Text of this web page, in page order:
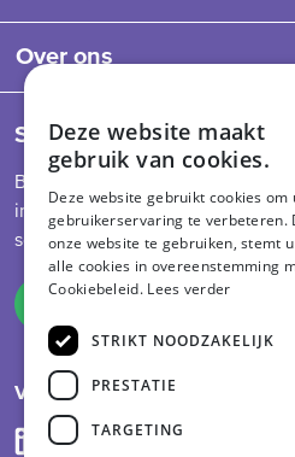
Over ons
Schrijf je in voor onze
Blijf op de hoogte van het
in de sector,
schema.
Volg ons op social media
Deze website maakt
gebruik van cookies.
Deze website gebruikt cookies om
gebruikerservaring te verbeteren.
onze website te gebruiken, stemt
alle cookies in overeenstemming
Cookiebeleid. Lees verder
STRIKT NOODZAKELIJK
PRESTATIE
TARGETING